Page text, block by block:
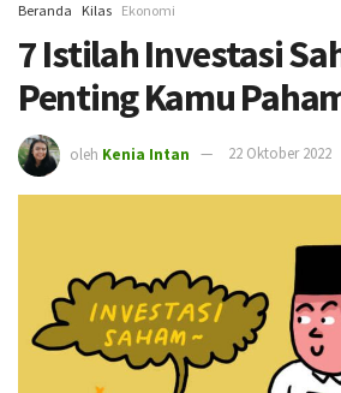
Beranda Kilas Ekonomi
7 Istilah Investasi
Penting Kamu
oleh Kenia Intan 22 Oktober 2022